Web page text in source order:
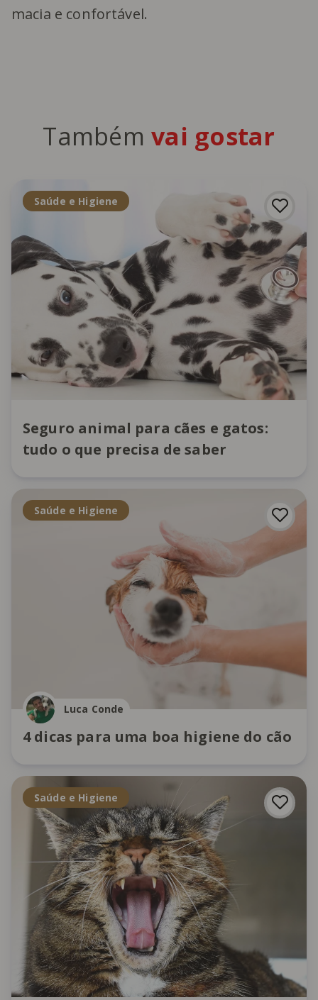
macia e confortável.
Tambémvai gostar
Saúde e Higiene
Seguro animal para cães e gatos:
tudo o que precisa de saber
Saúde e Higiene
Luca Conde
4 dicas para uma boa higiene do cão
Saúde e Higiene